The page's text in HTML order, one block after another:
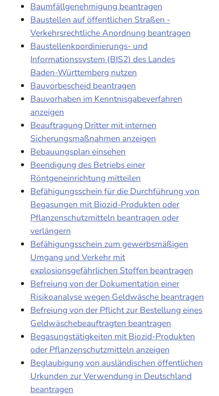
Baumfällgenehmigung beantragen
Baustellen auf öffentlichen Straßen -
Verkehrsrechtliche Anordnung beantragen
Baustellenkoordinierungs- und
Informationssystem (BIS2) des Landes
Baden-Württemberg nutzen
Bauvorbescheid beantragen
Bauvorhaben im Kenntnisgabeverfahren
anzeigen
Beauftragung Dritter mit internen
Sicherungsmaßnahmen anzeigen
Bebauungsplan einsehen
Beendigung des Betriebs einer
Röntgeneinrichtung mitteilen
Befähigungsschein für die Durchführung von
Begasungen mit Biozid-Produkten oder
Pflanzenschutzmitteln beantragen oder
verlängern
Befähigungsschein zum gewerbsmäßigen
Umgang und Verkehr mit
explosionsgefährlichen Stoffen beantragen
Befreiung von der Dokumentation einer
Risikoanalyse wegen Geldwäsche beantragen
Befreiung von der Pflicht zur Bestellung eines
Geldwäschebeauftragten beantragen
Begasungstätigkeiten mit Biozid-Produkten
oder Pflanzenschutzmitteln anzeigen
Beglaubigung von ausländischen öffentlichen
Urkunden zur Verwendung in Deutschland
beantragen